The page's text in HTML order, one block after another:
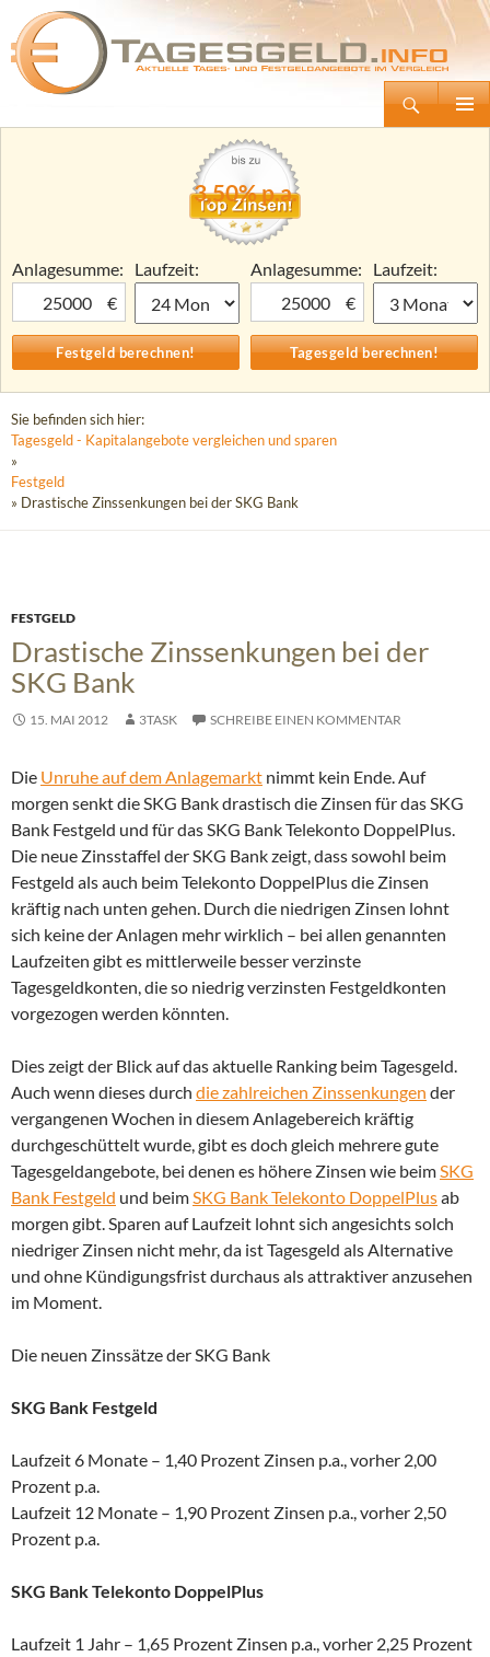
Tagesgeld.info – Tagesgeldkonten vergleichen und Tagesgeld-Zinsen berechnen
Zum
3,50% p.a.
Anlagesumme:
€
Laufzeit:
Anlagesumme:
€
Laufzeit:
Sie befinden sich hier:
Tagesgeld - Kapitalangebote vergleichen und sparen
»
Festgeld
» Drastische Zinssenkungen bei der SKG Bank
FESTGELD
Drastische Zinssenkungen bei der
SKG Bank
15. MAI 2012 3TASK SCHREIBE EINEN KOMMENTAR
Die Unruhe auf dem Anlagemarkt nimmt kein Ende. Auf
morgen senkt die SKG Bank drastisch die Zinsen für das SKG
Bank Festgeld und für das SKG Bank Telekonto DoppelPlus.
Die neue Zinsstaffel der SKG Bank zeigt, dass sowohl beim
Festgeld als auch beim Telekonto DoppelPlus die Zinsen
kräftig nach unten gehen. Durch die niedrigen Zinsen lohnt
sich keine der Anlagen mehr wirklich – bei allen genannten
Laufzeiten gibt es mittlerweile besser verzinste
Tagesgeldkonten, die so niedrig verzinsten Festgeldkonten
vorgezogen werden könnten.
Dies zeigt der Blick auf das aktuelle Ranking beim Tagesgeld.
Auch wenn dieses durch die zahlreichen Zinssenkungen der
vergangenen Wochen in diesem Anlagebereich kräftig
durchgeschüttelt wurde, gibt es doch gleich mehrere gute
Tagesgeldangebote, bei denen es höhere Zinsen wie beimSKG
Bank Festgeld und beimSKG Bank Telekonto DoppelPlusab
morgen gibt. Sparen auf Laufzeit lohnt sich angesichts solch
niedriger Zinsen nicht mehr, da ist Tagesgeld als Alternative
und ohne Kündigungsfrist durchaus als attraktiver anzusehen
im Moment.
Die neuen Zinssätze der SKG Bank
SKG Bank Festgeld
Laufzeit 6 Monate – 1,40 Prozent Zinsen p.a., vorher 2,00
Prozent p.a.
Laufzeit 12 Monate – 1,90 Prozent Zinsen p.a., vorher 2,50
Prozent p.a.
SKG Bank Telekonto DoppelPlus
Laufzeit 1 Jahr – 1,65 Prozent Zinsen p.a., vorher 2,25 Prozent